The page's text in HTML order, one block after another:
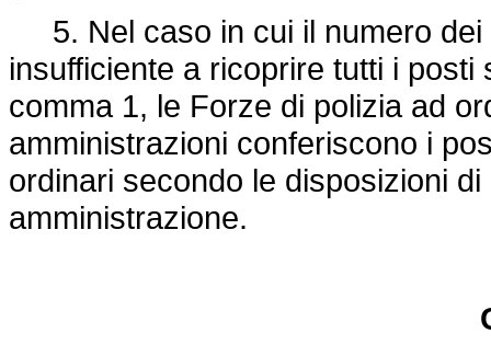
5. Nel caso in cui il numero dei
insufficiente a ricoprire tutti i
comma 1, le Forze di polizia ad
amministrazioni conferiscono i
ordinari secondo le disposizioni
amministrazione.